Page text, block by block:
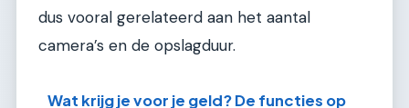
dus vooral gerelateerd aan het aantal
camera’s en de opslagduur.
Wat krijg je voor je geld? De functies op